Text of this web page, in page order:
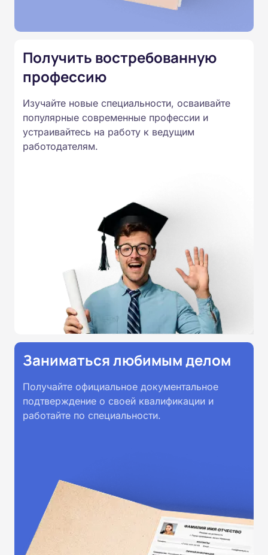
Подготовка ведется по всем
России от 14.07.2023 N 534 в
соответствии с Федеральными
образовательными стандартами
профессионального образования.
Удостоверения и дипломы о
Получить востребованную
профессию
Изучайте новые специальности, осваивайте
популярные современные профессии и
устраивайтесь на работу к ведущим
работодателям.
Заниматься любимым делом
Получайте официальное документальное
подтверждение о своей квалификации и
работайте по специальности.